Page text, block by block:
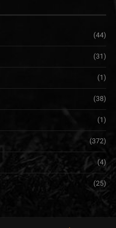
(44)
(31)
(1)
(38)
(1)
(372)
(4)
(25)